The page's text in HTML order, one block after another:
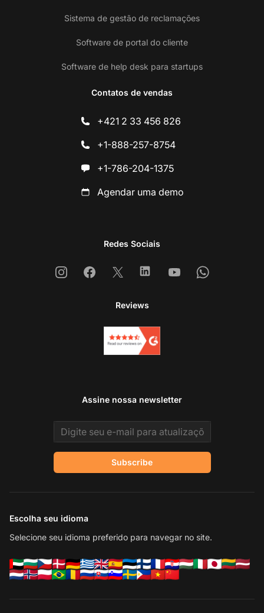
Sistema de gestão de reclamações
Software de portal do cliente
Software de help desk para startups
Contatos de vendas
+421 2 33 456 826
+1-888-257-8754
+1-786-204-1375
Agendar uma demo
Redes Sociais
InstagramFacebook
X LinkedinYoutubeWhatsapp
Reviews
Assine nossa newsletter
Email address
Subscribe
Escolha seu idioma
Selecione seu idioma preferido para navegar no site.